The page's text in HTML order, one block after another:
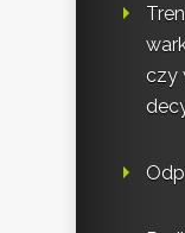
czy